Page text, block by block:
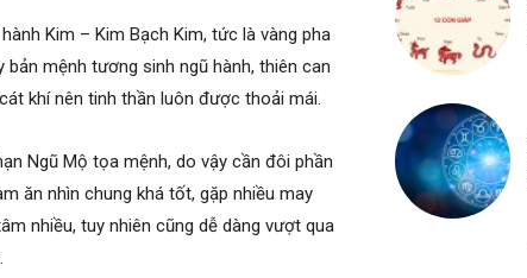
Kim – Kim Bạch Kim, tức là vàng pha
mệnh tương sinh ngũ hành, thiên can
khí nên tinh thần luôn được thoải mái.
Ngũ Mộ tọa mệnh, do vậy cần đôi phần
ăn nhìn chung khá tốt, gặp nhiều may
nhiều, tuy nhiên cũng dễ dàng vượt qua